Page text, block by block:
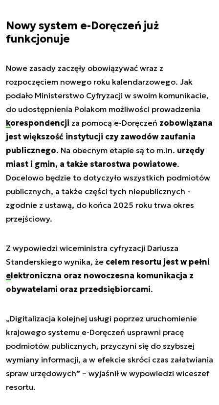
Nowy system e-Doręczeń już
funkcjonuje
Nowe zasady zaczęły obowiązywać wraz z
rozpoczęciem nowego roku kalendarzowego. Jak
podało Ministerstwo Cyfryzacji w swoim komunikacie,
do udostępnienia Polakom możliwości prowadzenia
korespondencji za pomocą e-Doręczeń zobowiązana
jest większość instytucji czy zawodów zaufania
publicznego. Na obecnym etapie są to m.in. urzędy
miast i gmin, a także starostwa powiatowe.
Docelowo będzie to dotyczyło wszystkich podmiotów
publicznych, a także części tych niepublicznych -
zgodnie z ustawą, do końca 2025 roku trwa okres
przejściowy.
Z wypowiedzi wiceministra cyfryzacji Dariusza
Standerskiego wynika, że celem resortu jest w pełni
elektroniczna oraz nowoczesna komunikacja z
obywatelami oraz przedsiębiorcami.
„Digitalizacja kolejnej usługi poprzez uruchomienie
krajowego systemu e-Doręczeń usprawni pracę
podmiotów publicznych, przyczyni się do szybszej
wymiany informacji, a w efekcie skróci czas załatwiania
spraw urzędowych” – wyjaśnił w wypowiedzi wiceszef
resortu.